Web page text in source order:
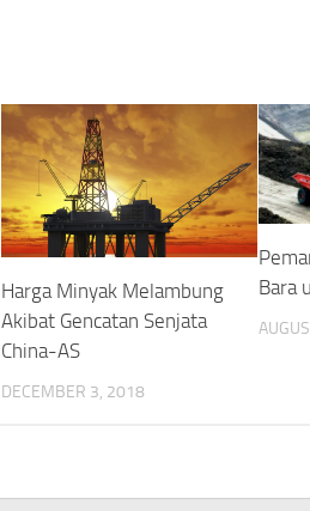
Harga Minyak Melambung
Akibat Gencatan Senjata
China-AS
DECEMBER 3, 2018
Bara